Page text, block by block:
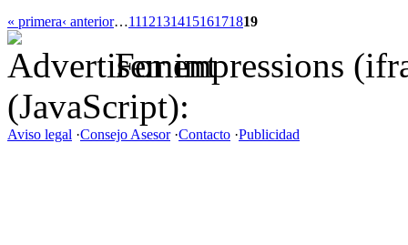
« primera‹ anterior…111213141516171819
For impressions
(JavaScript):
Aviso legal ·Consejo Asesor·Contacto ·Publicidad